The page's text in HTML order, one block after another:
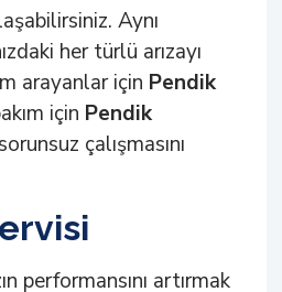
Aynı
her türlü arızayı
arayanlar için Pendik
için Pendik
çalışmasını
performansını artırmak